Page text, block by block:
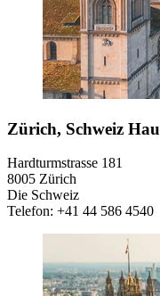
Zürich, Schweiz
Hardturmstrasse 181
8005 Zürich
Die Schweiz
Telefon: +41 44 586 4540